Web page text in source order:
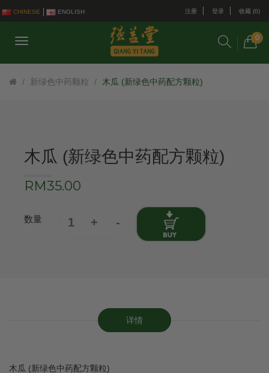
CHINESE ENGLISH 注册 登录 收藏 (0)
0
新绿色中药颗粒 木瓜 (新绿色中药配方颗粒)
木瓜 (新绿色中药配方颗粒)
RM35.00
数量
详情
木瓜 (新绿色中药配方颗粒)